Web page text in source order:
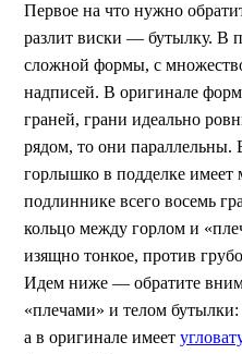
Первое на что нужно
разлит виски — бутылку. В
сложной формы, с
надписей. В оригинале
граней, грани идеально
рядом, то они
горлышко в подделке имеет
подлиннике всего восемь
кольцо между горлом и
изящно тонкое, против
Идем ниже — обратите
«плечами» и телом
а в оригинале имеет